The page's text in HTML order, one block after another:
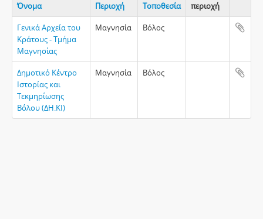
Όνομα Περιοχή Τοποθεσία
περιοχή
Γενικά Αρχεία του
Κράτους - Τμήμα
Μαγνησίας
Μαγνησία Βόλος
Δημοτικό Κέντρο
Ιστορίας και
Τεκμηρίωσης
Βόλου (ΔΗ.ΚΙ)
Μαγνησία Βόλος